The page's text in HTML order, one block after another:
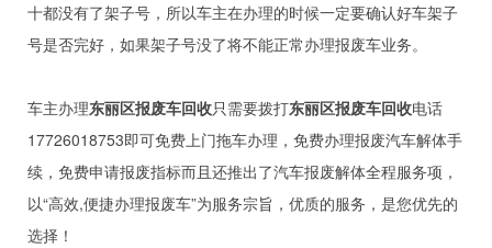
十都没有了架子号，所以车主在办理的时候一定要确认好车架子
号是否完好，如果架子号没了将不能正常办理报废车业务。
车主办理东丽区报废车回收只需要拨打东丽区报废车回收电话
17726018753即可免费上门拖车办理，免费办理报废汽车解体手
续，免费申请报废指标而且还推出了汽车报废解体全程服务项，
以“高效,便捷办理报废车”为服务宗旨，优质的服务，是您优先的
选择！